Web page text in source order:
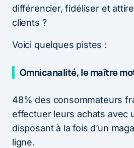
différencier, fidéliser et
clients ?
Voici quelques pistes :
Omnicanalité, le maître
48% des consommateurs
effectuer leurs achats avec
disposant à la fois d’un
ligne.